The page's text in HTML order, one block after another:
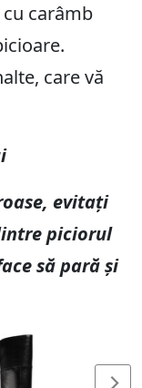
carâmb
care vă
evitați
piciorul
să pară și